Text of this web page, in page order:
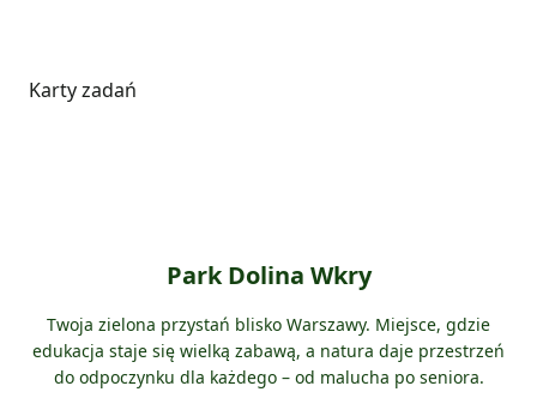
Karty zadań
Park Dolina Wkry
Twoja zielona przystań blisko Warszawy. Miejsce, gdzie
edukacja staje się wielką zabawą, a natura daje przestrzeń
do odpoczynku dla każdego – od malucha po seniora.